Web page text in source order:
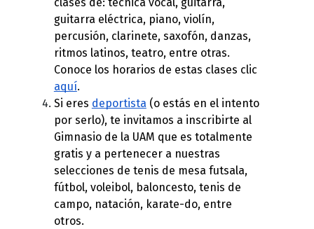
clases de: técnica vocal, guitarra,
guitarra eléctrica, piano, violín,
percusión, clarinete, saxofón, danzas,
ritmos latinos, teatro, entre otras.
aquí.
Si eres deportista (o estás en el intento
por serlo), te invitamos a inscribirte al
Gimnasio de la UAM que es totalmente
gratis y a pertenecer a nuestras
selecciones de tenis de mesa futsala,
fútbol, voleibol, baloncesto, tenis de
campo, natación, karate-do, entre
otros.